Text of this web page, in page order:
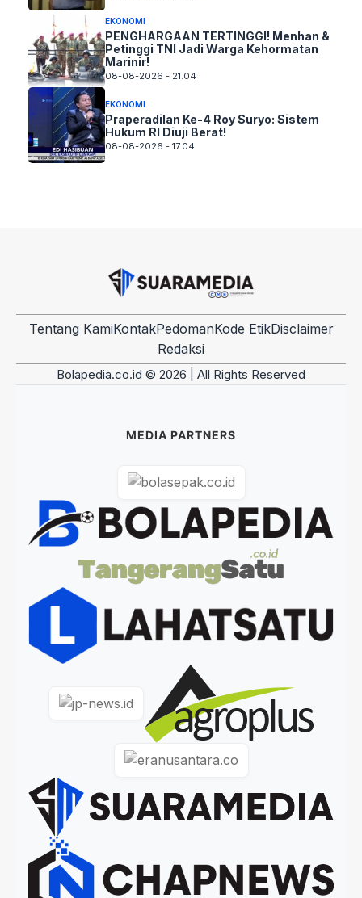
EKONOMI
PENGHARGAAN TERTINGGI! Menhan &
Petinggi TNI Jadi Warga Kehormatan
Marinir!
08-08-2026 - 21.04
EKONOMI
Praperadilan Ke-4 Roy Suryo: Sistem
Hukum RI Diuji Berat!
08-08-2026 - 17.04
Tentang KamiKontakPedomanKode EtikDisclaimer
Redaksi
Bolapedia.co.id © 2026 | All Rights Reserved
MEDIA PARTNERS